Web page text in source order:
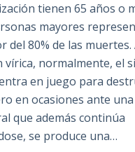
tienen 65 años o
mayores
del 80% de las muertes.
vírica, normalmente, el
en juego para
en ocasiones ante
que además continúa
se produce una…